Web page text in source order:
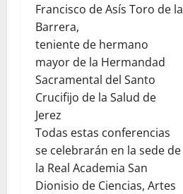
Francisco de Asís Toro de la
Barrera,
teniente de hermano
mayor de la Hermandad
Sacramental del Santo
Crucifijo de la Salud de
Jerez
Todas estas conferencias
se celebrarán en la sede de
la Real Academia San
Dionisio de Ciencias, Artes